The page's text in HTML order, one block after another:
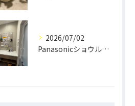
2026/07/02
Panasonicショウルーム大阪